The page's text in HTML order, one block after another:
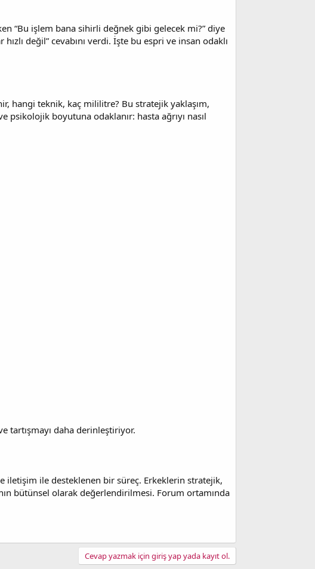
“Bu işlem bana sihirli değnek gibi gelecek mi?” diye
değil” cevabını verdi. İşte bu espri ve insan odaklı
hangi teknik, kaç mililitre? Bu stratejik yaklaşım,
boyutuna odaklanır: hasta ağrıyı nasıl
tartışmayı daha derinleştiriyor.
ile desteklenen bir süreç. Erkeklerin stratejik,
bütünsel olarak değerlendirilmesi. Forum ortamında
Cevap yazmak için giriş yap yada kayıt ol.